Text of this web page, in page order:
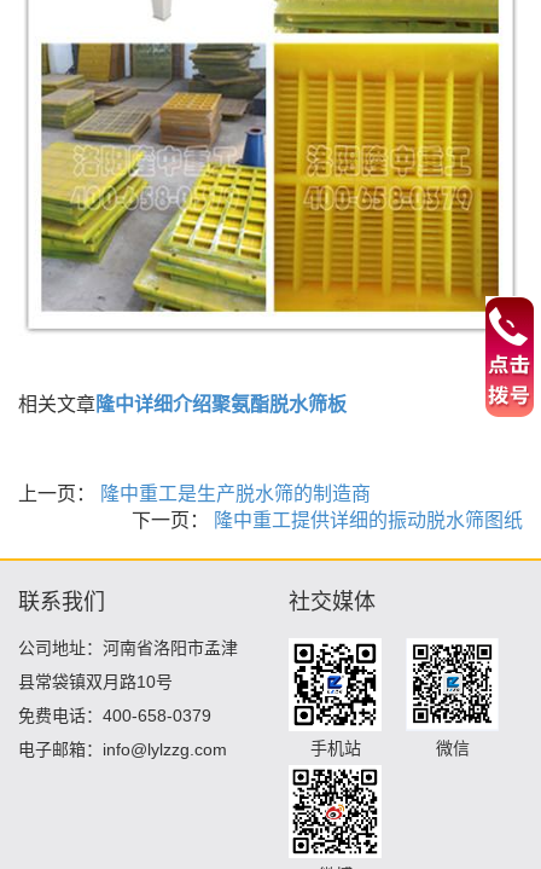
相关文章隆中详细介绍聚氨酯脱水筛板
上一页：
隆中重工是生产脱水筛的制造商
下一页：
隆中重工提供详细的振动脱水筛图纸
联系我们
公司地址：河南省洛阳市孟津
县常袋镇双月路10号
免费电话：400-658-0379
电子邮箱：info@lylzzg.com
社交媒体
手机站 微信